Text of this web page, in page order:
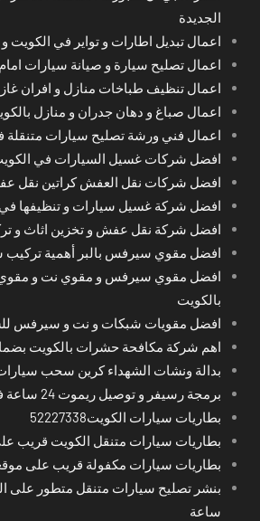
الجديدة
اعمال تبديل اطارات و تواير في الكويت و
اعمال تصليح سيارة و صيانة سيارات
اعمال تنظيف طباخات منازل و افران
اعمال صباغ و دهان جدران و منازل
اعمال فني ورشة تصليح سيارات متنقلة
افضل شركات غسيل السيارات في
افضل شركات نقل العفش كراتين نقل
افضل شركة غسيل سيارات و تنظيفها
افضل شركة نقل عفش و تخزين اثاث و
افضل مقوي سيرفس بالبر أهمية تركيب
افضل مقوي سيرفس و مقوي نت و
بالكويت
افضل مقويات شبكات و نت و سيرفس
اهم شركة مكافحة حشرات بالكويت
بدالة ونشات الشهداء كرين سحب
برمجة رسيفر و توصيل ريموت 24 ساعة في محافظات الكويت
بطاريات سيارات الكويت52227338
بطاريات سيارات متنقل الكويت قريب
بطاريات سيارات مكفولة قريب على
ساعة